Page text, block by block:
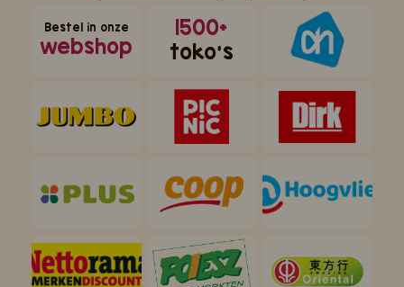
Bestel in onze
webshop
1500+
toko's